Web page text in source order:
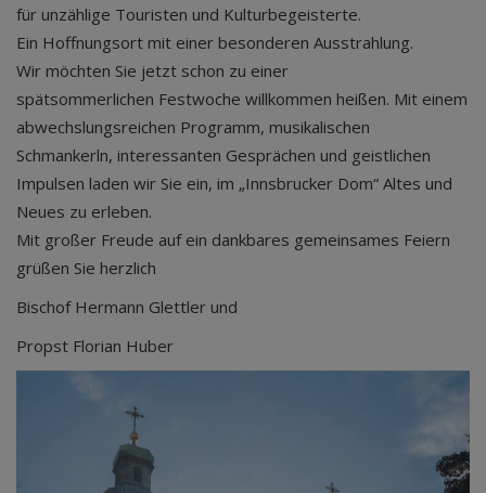
für unzählige Touristen und Kulturbegeisterte.
Ein Hoffnungsort mit einer besonderen Ausstrahlung.
Wir möchten Sie jetzt schon zu einer
spätsommerlichen Festwoche willkommen heißen. Mit einem
abwechslungsreichen Programm, musikalischen
Schmankerln, interessanten Gesprächen und geistlichen
Impulsen laden wir Sie ein, im „Innsbrucker Dom“ Altes und
Neues zu erleben.
Mit großer Freude auf ein dankbares gemeinsames Feiern
grüßen Sie herzlich
Bischof Hermann Glettler und
Propst Florian Huber